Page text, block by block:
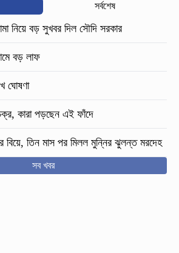
সর্বশেষ
নিয়ে বড় সুখবর দিল সৌদি সরকার
বড় লাফ
ঘোষণা
চক্র, কারা পড়ছেন এই ফাঁদে
বিয়ে, তিন মাস পর মিলল মুন্নির ঝুলন্ত মরদেহ
সব খবর